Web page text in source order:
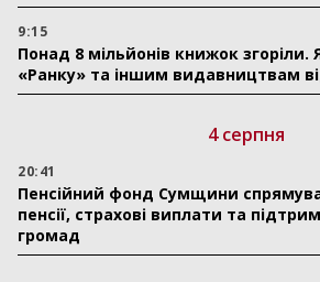
9:15
Понад 8 мільйонів книжок згоріли.
«Ранку» та іншим видавництвам
4 серпня
20:41
Пенсійний фонд Сумщини
пенсії, страхові виплати та
громад